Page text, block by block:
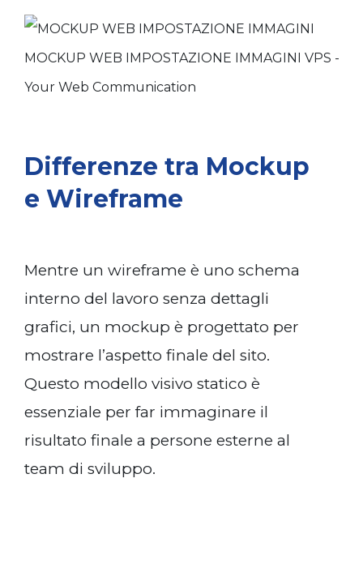
Differenze tra Mockup
e Wireframe
Mentre un wireframe è uno schema
interno del lavoro senza dettagli
grafici, un mockup è progettato per
mostrare l’aspetto finale del sito.
Questo modello visivo statico è
essenziale per far immaginare il
risultato finale a persone esterne al
team di sviluppo.